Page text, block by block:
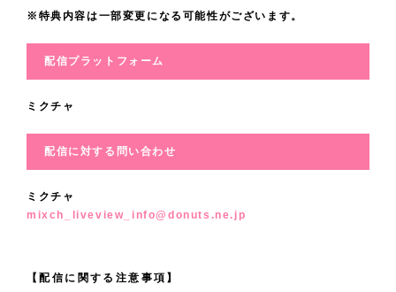
共
苦
し
み
ま
し
。
は
い
ま
い
。
し
ら
謝
。
じ
て
。
舞
F
※特典内容は一部変更になる可能性がございます。
配信プラットフォーム
ミクチャ
配信に対する問い合わせ
ミクチャ
mixch_liveview_info@donuts.ne.jp
【配信に関する注意事項】